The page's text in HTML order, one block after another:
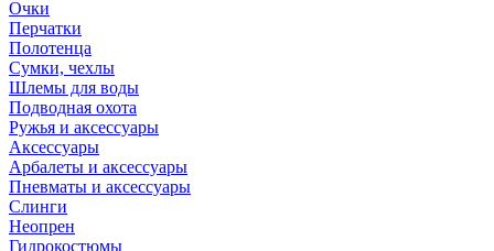
Очки
Перчатки
Полотенца
Сумки, чехлы
Шлемы для воды
Подводная охота
Ружья и аксессуары
Аксессуары
Арбалеты и аксессуары
Пневматы и аксессуары
Слинги
Неопрен
Гидрокостюмы